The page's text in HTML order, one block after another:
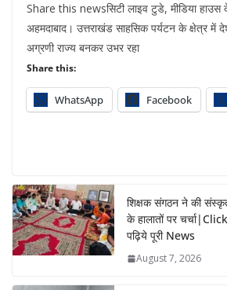
Share this newsसिटी लाइव टुडे, मीडिया हाउस
अहमदाबाद। उत्तराखंड साहसिक पर्यटन के क्षेत्र में
अग्रणी राज्य बनकर उभर रहा
Share this:
WhatsApp Facebook
शिक्षक संगठन ने की संस्कृत
के हालातों पर
पढ़िये पूरी News
August 7, 2026